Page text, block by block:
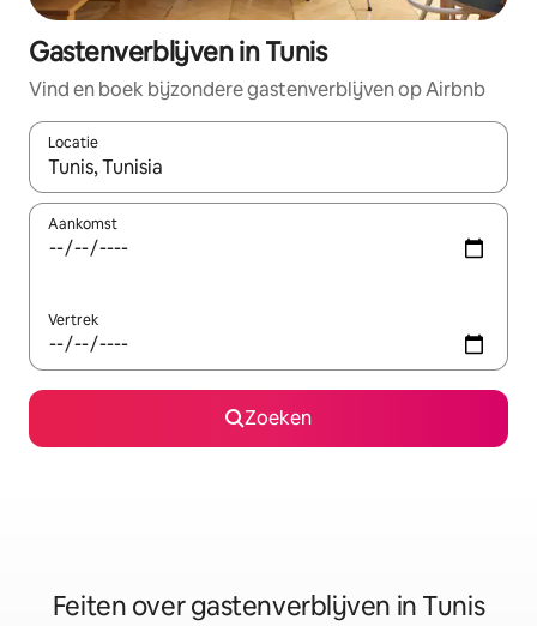
Gastenverblijven in Tunis
Vind en boek bijzondere gastenverblijven op Airbnb
Locatie
Wanneer er suggesties beschikbaar zijn, maak je een keuze
Aankomst
Vertrek
Zoeken
Feiten over gastenverblijven in Tunis